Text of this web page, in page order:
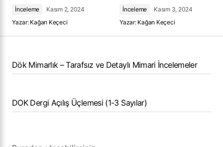
İnceleme
Kasım 2, 2024
Yazar: Kağan Keçeci
İnceleme
Kasım 3, 2024
Yazar: Kağan Keçeci
Dök Mimarlık – Tarafsız ve Detaylı Mimari İncelemeler
DOK Dergi Açılış Üçlemesi (1-3 Sayılar)